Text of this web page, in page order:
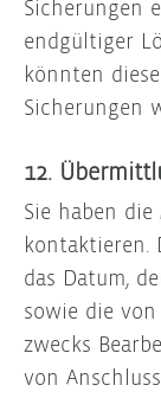
Sicherungen
endgültiger
könnten
Sicherungen
12.
Sie haben
kontaktieren.
das Datum,
sowie die
zwecks
von